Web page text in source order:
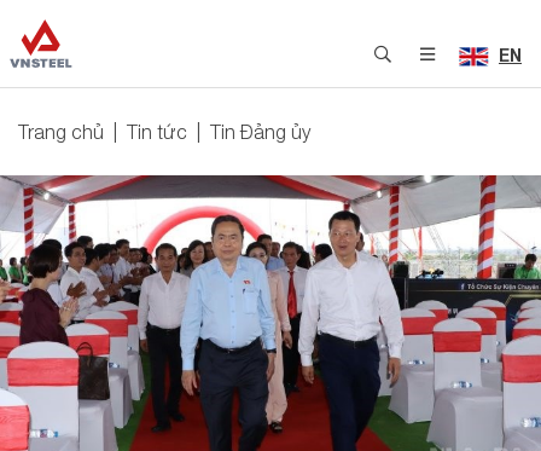
EN
Trang chủ Tin tức Tin Đảng ủy